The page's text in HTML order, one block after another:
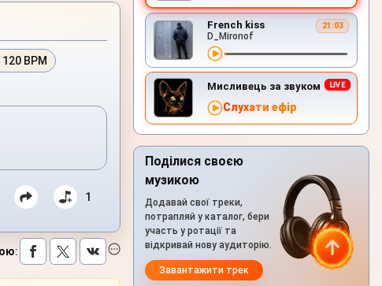
120 BPM
1
:
French kiss 21:03
D_Mironof
Мисливець за звуком
Слухати ефір
Поділися своєю
музикою
Додавай свої треки,
потрапляй у каталог, бери
участь у ротації та
відкривай нову аудиторію.
Завантажити трек